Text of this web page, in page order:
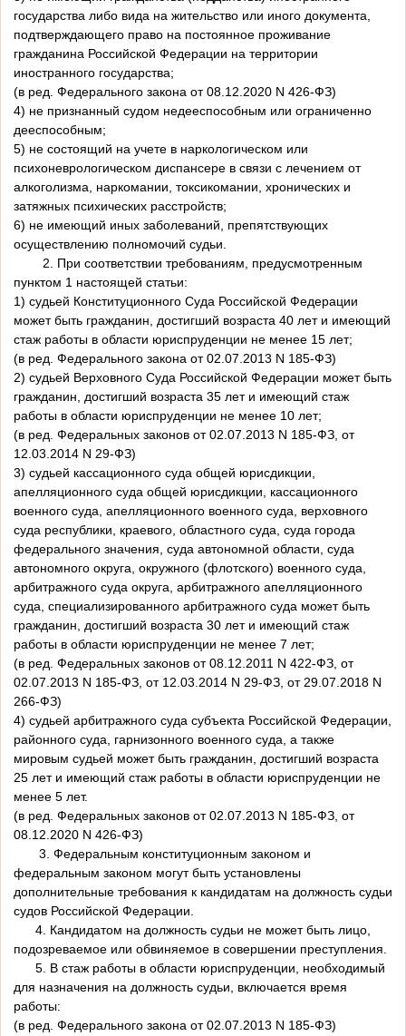
государства либо вида на жительство или иного документа,
подтверждающего право на постоянное проживание
гражданина Российской Федерации на территории
иностранного государства;
(в ред. Федерального закона от 08.12.2020 N 426-ФЗ)
4) не признанный судом недееспособным или ограниченно
дееспособным;
5) не состоящий на учете в наркологическом или
психоневрологическом диспансере в связи с лечением от
алкоголизма, наркомании, токсикомании, хронических и
затяжных психических расстройств;
6) не имеющий иных заболеваний, препятствующих
осуществлению полномочий судьи.
2. При соответствии требованиям, предусмотренным
пунктом 1 настоящей статьи:
1) судьей Конституционного Суда Российской Федерации
может быть гражданин, достигший возраста 40 лет и имеющий
стаж работы в области юриспруденции не менее 15 лет;
(в ред. Федерального закона от 02.07.2013 N 185-ФЗ)
2) судьей Верховного Суда Российской Федерации может быть
гражданин, достигший возраста 35 лет и имеющий стаж
работы в области юриспруденции не менее 10 лет;
(в ред. Федеральных законов от 02.07.2013 N 185-ФЗ, от
12.03.2014 N 29-ФЗ)
3) судьей кассационного суда общей юрисдикции,
апелляционного суда общей юрисдикции, кассационного
военного суда, апелляционного военного суда, верховного
суда республики, краевого, областного суда, суда города
федерального значения, суда автономной области, суда
автономного округа, окружного (флотского) военного суда,
арбитражного суда округа, арбитражного апелляционного
суда, специализированного арбитражного суда может быть
гражданин, достигший возраста 30 лет и имеющий стаж
работы в области юриспруденции не менее 7 лет;
(в ред. Федеральных законов от 08.12.2011 N 422-ФЗ, от
02.07.2013 N 185-ФЗ, от 12.03.2014 N 29-ФЗ, от 29.07.2018 N
266-ФЗ)
4) судьей арбитражного суда субъекта Российской Федерации,
районного суда, гарнизонного военного суда, а также
мировым судьей может быть гражданин, достигший возраста
25 лет и имеющий стаж работы в области юриспруденции не
менее 5 лет.
(в ред. Федеральных законов от 02.07.2013 N 185-ФЗ, от
08.12.2020 N 426-ФЗ)
3. Федеральным конституционным законом и
федеральным законом могут быть установлены
дополнительные требования к кандидатам на должность судьи
судов Российской Федерации.
4. Кандидатом на должность судьи не может быть лицо,
подозреваемое или обвиняемое в совершении преступления.
5. В стаж работы в области юриспруденции, необходимый
для назначения на должность судьи, включается время
работы:
(в ред. Федерального закона от 02.07.2013 N 185-ФЗ)